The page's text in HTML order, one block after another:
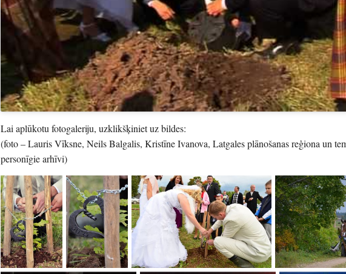
Lai aplūkotu fotogaleriju, uzklikšķiniet uz bildes:
(foto – Lauris Vīksne, Neils Balgalis, Kristīne Ivanova, Latgales plānošanas reģiona un
personīgie arhīvi)